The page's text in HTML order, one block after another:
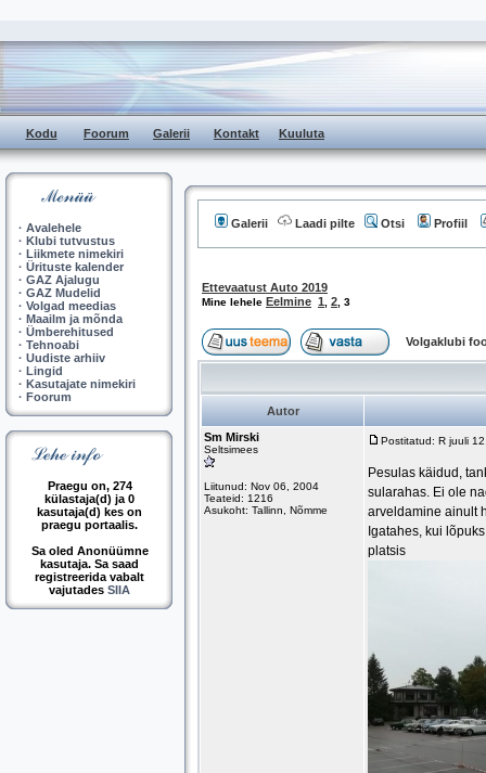
Kodu Foorum Galerii Kontakt Kuuluta
· Avalehele
· Klubi tutvustus
· Liikmete nimekiri
· Ürituste kalender
· GAZ Ajalugu
· GAZ Mudelid
· Volgad meedias
· Maailm ja mõnda
· Ümberehitused
· Tehnoabi
· Uudiste arhiiv
· Lingid
· Kasutajate nimekiri
· Foorum
Praegu on, 274
külastaja(d) ja 0
kasutaja(d) kes on
praegu portaalis.
Sa oled Anonüümne
kasutaja. Sa saad
registreerida vabalt
vajutades SIIA
Galerii Laadi pilte Otsi Profiil
Ettevaatust Auto 2019
Mine lehele Eelmine 1 2 3
Volgaklubi
Autor
Sm Mirski
Seltsimees
Liitunud: Nov 06, 2004
Teateid: 1216
Asukoht: Tallinn, Nõmme
Postitatud: R juuli
Pesulas käidud,
sularahas. Ei ole
arveldamine ainult
Igatahes, kui
platsis